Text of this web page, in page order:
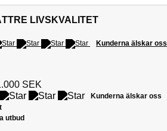
LIVSKVALITET
Kunderna älskar oss
SEK
Kunderna älskar oss
utbud